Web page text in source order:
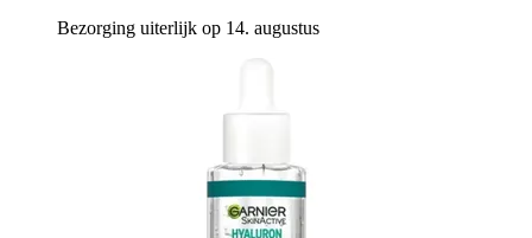
Bezorging uiterlijk op 14. augustus